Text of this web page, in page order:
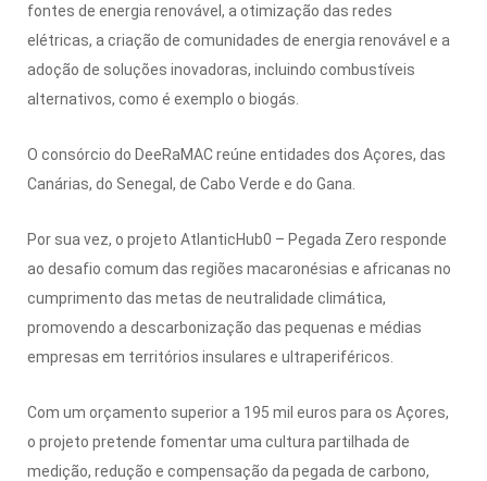
fontes de energia renovável, a otimização das redes
elétricas, a criação de comunidades de energia renovável e a
adoção de soluções inovadoras, incluindo combustíveis
alternativos, como é exemplo o biogás.
O consórcio do DeeRaMAC reúne entidades dos Açores, das
Canárias, do Senegal, de Cabo Verde e do Gana.
Por sua vez, o projeto AtlanticHub0 – Pegada Zero responde
ao desafio comum das regiões macaronésias e africanas no
cumprimento das metas de neutralidade climática,
promovendo a descarbonização das pequenas e médias
empresas em territórios insulares e ultraperiféricos.
Com um orçamento superior a 195 mil euros para os Açores,
o projeto pretende fomentar uma cultura partilhada de
medição, redução e compensação da pegada de carbono,